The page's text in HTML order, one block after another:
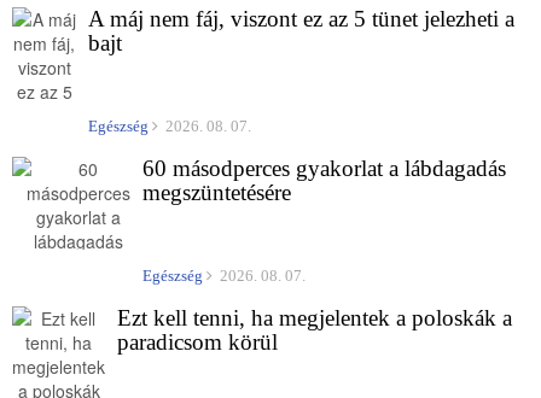
A máj nem fáj, viszont ez az 5 tünet jelezheti a
bajt
Egészség 2026. 08. 07.
60 másodperces gyakorlat a lábdagadás
megszüntetésére
Egészség 2026. 08. 07.
Ezt kell tenni, ha megjelentek a poloskák a
paradicsom körül